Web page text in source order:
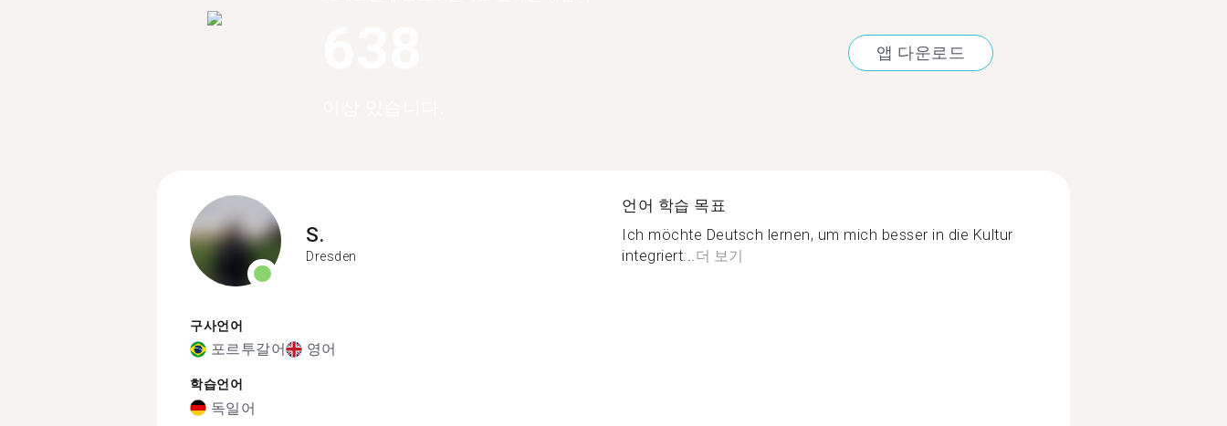
앱 다운로드
S.
Dresden
구사언어
포르투갈어 영어
학습언어
독일어
언어 학습 목표
Ich möchte Deutsch lernen, um mich besser in die Kultur
integriert... 더 보기